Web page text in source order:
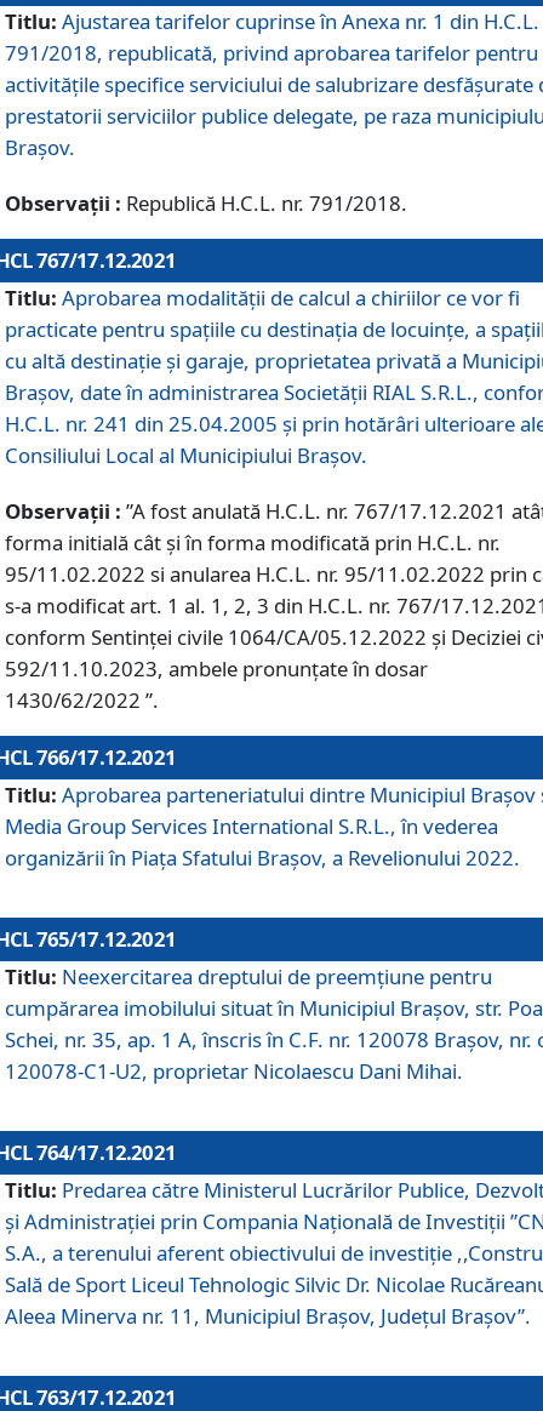
Titlu: Ajustarea tarifelor cuprinse în Anexa nr. 1 din H.C.L.
791/2018, republicată, privind aprobarea tarifelor pentru
activităţile specifice serviciului de salubrizare desfăşurate
prestatorii serviciilor publice delegate, pe raza
Braşov.
Observații : Republică H.C.L. nr. 791/2018.
767/17.12.2021
Titlu: Aprobarea modalității de calcul a chiriilor ce vor fi
practicate pentru spaţiile cu destinaţia de locuinţe, a
cu altă destinaţie şi garaje, proprietatea privată a
Braşov, date în administrarea Societăţii RIAL S.R.L.,
H.C.L. nr. 241 din 25.04.2005 și prin hotărâri ulterioare
Consiliului Local al Municipiului Braşov.
Observații : ”A fost anulată H.C.L. nr. 767/17.12.2021
forma initială cât și în forma modificată prin H.C.L. nr.
95/11.02.2022 si anularea H.C.L. nr. 95/11.02.2022 prin
s-a modificat art. 1 al. 1, 2, 3 din H.C.L. nr. 767/
conform Sentinței civile 1064/CA/05.12.2022 și Deciziei
592/11.10.2023, ambele pronunțate în dosar
1430/62/2022 ”.
766/17.12.2021
Titlu: Aprobarea parteneriatului dintre Municipiul Brașov
Media Group Services International S.R.L., în vederea
organizării în Piața Sfatului Brașov, a Revelionului 2022.
765/17.12.2021
Titlu: Neexercitarea dreptului de preemţiune pentru
cumpărarea imobilului situat în Municipiul Braşov, str.
Schei, nr. 35, ap. 1 A, înscris în C.F. nr. 120078 Brașov, nr.
120078-C1-U2, proprietar Nicolaescu Dani Mihai.
764/17.12.2021
Titlu: Predarea către Ministerul Lucrărilor Publice,
și Administrației prin Compania Naţională de Investiţii
S.A., a terenului aferent obiectivului de investiţie
Sală de Sport Liceul Tehnologic Silvic Dr. Nicolae
Aleea Minerva nr. 11, Municipiul Brașov, Județul Brașov”.
763/17.12.2021